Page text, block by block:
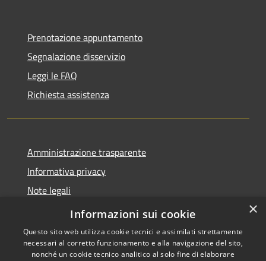
Prenotazione appuntamento
Segnalazione disservizio
Leggi le FAQ
Richiesta assistenza
Amministrazione trasparente
Informativa privacy
Note legali
Dichiarazione di accessibilità
×
Informazioni sui cookie
Questo sito web utilizza cookie tecnici e assimilati strettamente
necessari al corretto funzionamento e alla navigazione del sito,
nonché un cookie tecnico analitico al solo fine di elaborare